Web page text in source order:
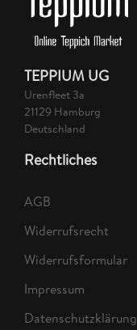
TEPPIUM UG
Urenfleet 3a
21129 Hamburg
Deutschland
Rechtliches
AGB
Widerrufsrecht
Widerrufsformular
Impressum
Datenschutzklärung